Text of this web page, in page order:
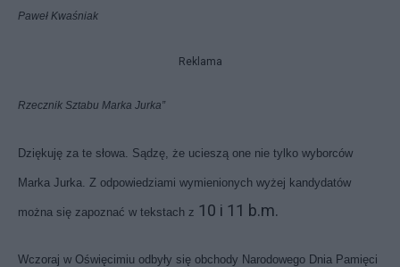
Paweł Kwaśniak
Reklama
Rzecznik Sztabu Marka Jurka”
Dziękuję za te słowa. Sądzę, że ucieszą one nie tylko wyborców
Marka Jurka. Z odpowiedziami wymienionych wyżej kandydatów
można się zapoznać w tekstach z 10 i 11 b.m.
Wczoraj w Oświęcimiu odbyły się obchody Narodowego Dnia Pamięci